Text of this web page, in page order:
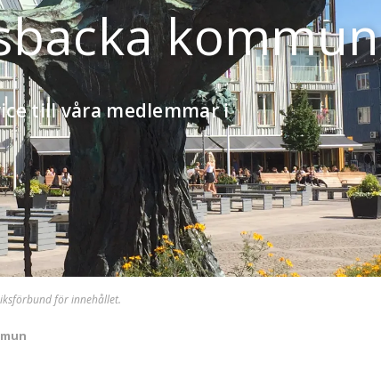
kommun
till våra medlemmar i
för innehållet.